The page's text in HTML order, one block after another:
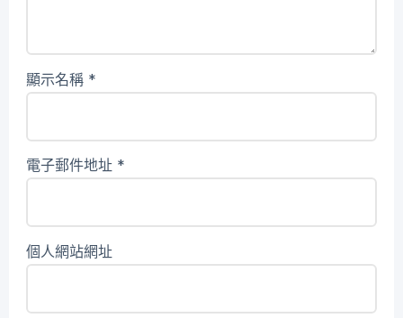
顯示名稱 *
電子郵件地址 *
個人網站網址